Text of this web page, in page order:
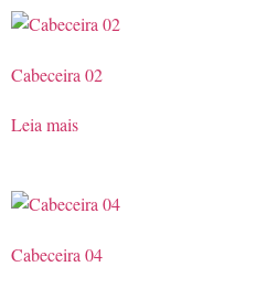
Cabeceira 02
Leia mais
Cabeceira 04